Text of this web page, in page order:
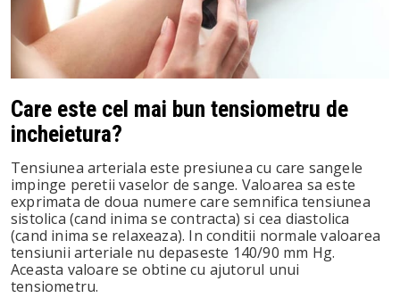
Care este cel mai bun tensiometru de
incheietura?
Tensiunea arteriala este presiunea cu care sangele
impinge peretii vaselor de sange. Valoarea sa este
exprimata de doua numere care semnifica tensiunea
sistolica (cand inima se contracta) si cea diastolica
(cand inima se relaxeaza). In conditii normale valoarea
tensiunii arteriale nu depaseste 140/90 mm Hg.
Aceasta valoare se obtine cu ajutorul unui
tensiometru.